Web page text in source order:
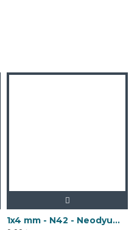
1x4 mm - N42 - Neodyum Mıknatıs